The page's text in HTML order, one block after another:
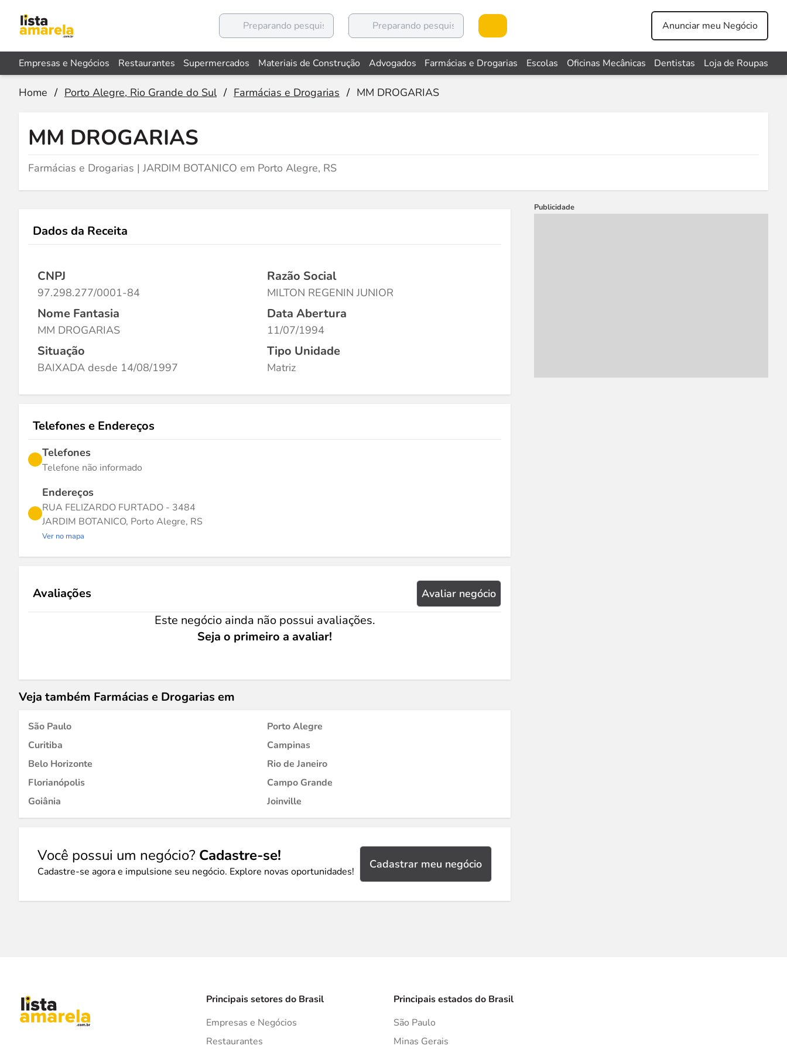
Anunciar meu Negócio
Empresas e Negócios Restaurantes Supermercados Materiais de Construção Advogados Farmácias e Drogarias Escolas Oficinas Mecânicas Dentistas Loja de Roupas
Home / Porto Alegre, Rio Grande do Sul / Farmácias e Drogarias / MM DROGARIAS
MM DROGARIAS
Farmácias e Drogarias | JARDIM BOTANICO em Porto Alegre, RS
Dados da Receita
CNPJ
97.298.277/0001-84
Razão Social
MILTON REGENIN JUNIOR
Nome Fantasia
MM DROGARIAS
Data Abertura
11/07/1994
Situação
BAIXADA desde 14/08/1997
Tipo Unidade
Matriz
Telefones e Endereços
Telefones
Telefone não informado
Endereços
RUA FELIZARDO FURTADO - 3484
JARDIM BOTANICO, Porto Alegre, RS
Ver no mapa
Avaliações Avaliar negócio
Este negócio ainda não possui avaliações.
Seja o primeiro a avaliar!
Veja também Farmácias e Drogarias em
São Paulo
Porto Alegre
Curitiba
Campinas
Belo Horizonte
Rio de Janeiro
Florianópolis
Campo Grande
Goiânia
Joinville
Você possui um negócio? Cadastre-se!
Cadastre-se agora e impulsione seu negócio. Explore novas oportunidades!
Cadastrar meu negócio
Publicidade
Principais setores do Brasil
Empresas e Negócios
Restaurantes
Principais estados do Brasil
São Paulo
Minas Gerais